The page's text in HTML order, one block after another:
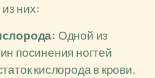
них:
Одной из
посинения ногтей
кислорода в крови.